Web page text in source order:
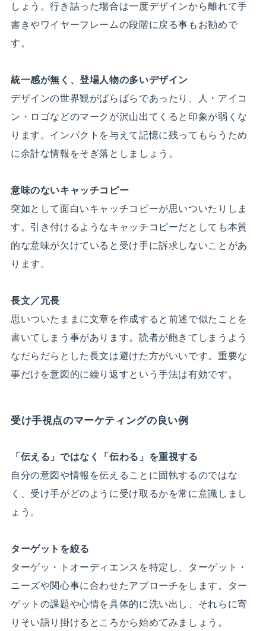
しょう。行き詰った場合は一度デザインから離れて手
書きやワイヤーフレームの段階に戻る事もお勧めで
す。
統一感が無く、登場人物の多いデザイン
デザインの世界観がばらばらであったり、人・アイコ
ン・ロゴなどのマークが沢山出てくると印象が弱くな
ります。インパクトを与えて記憶に残ってもらうため
に余計な情報をそぎ落としましょう。
意味のないキャッチコピー
突如として面白いキャッチコピーが思いついたりしま
す。引き付けるようなキャッチコピーだとしても本質
的な意味が欠けていると受け手に訴求しないことがあ
ります。
長文／冗長
思いついたままに文章を作成すると前述で似たことを
書いてしまう事があります。読者が飽きてしまうよう
なだらだらとした長文は避けた方がいいです。重要な
事だけを意図的に繰り返すという手法は有効です。
受け手視点のマーケティングの良い例
「伝える」ではなく「伝わる」を重視する
自分の意図や情報を伝えることに固執するのではな
く、受け手がどのように受け取るかを常に意識しまし
ょう。
ターゲットを絞る
ターゲッ・トオーディエンスを特定し、ターゲット・
ニーズや関心事に合わせたアプローチをします。ター
ゲットの課題や心情を具体的に洗い出し、それらに寄
りそい語り掛けるところから始めてみましょう。